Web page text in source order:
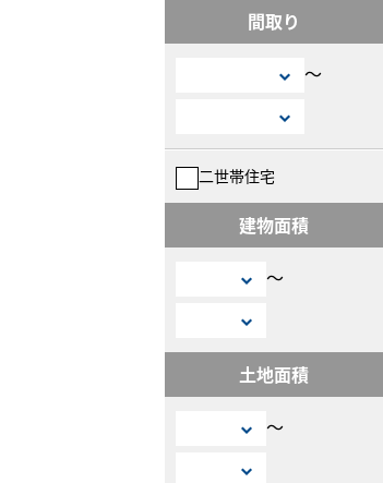
間取り
〜
二世帯住宅
建物面積
〜
土地面積
〜